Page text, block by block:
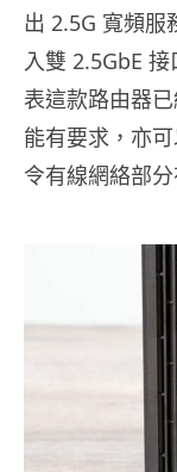
出 2.5G 寬頻服
入雙 2.5GbE
表這款路由器
能有要求，亦
令有線網絡部